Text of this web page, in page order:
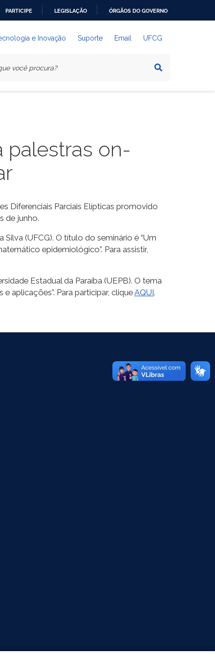
PARTICIPE LEGISLAÇÃO ÓRGÃOS DO GOVERNO
e Inovação Suporte Email UFCG
palestras on-
Diferenciais Parciais Elípticas promovido
de junho.
(UFCG). O título do seminário é “Um
epidemiológico”. Para assistir,
Estadual da Paraíba (UEPB). O tema
aplicações”. Para participar, cliqueAQUI.